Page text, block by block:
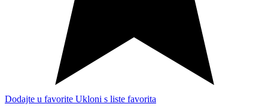
Dodajte u favorite Ukloni s liste favorita